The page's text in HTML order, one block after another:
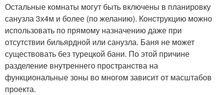
Остальные комнаты могут быть включены в планировку
санузла 3х4м и более (по желанию). Конструкцию можно
использовать по прямому назначению даже при
отсутствии бильярдной или санузла. Баня не может
существовать без турецкой бани. По этой причине
разделение внутреннего пространства на
функциональные зоны во многом зависит от масштабов
проекта.